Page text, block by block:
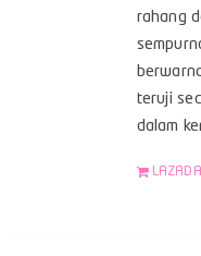
rahang
teruji
dalam
LAZADA